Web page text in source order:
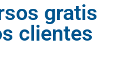
gratis
clientes